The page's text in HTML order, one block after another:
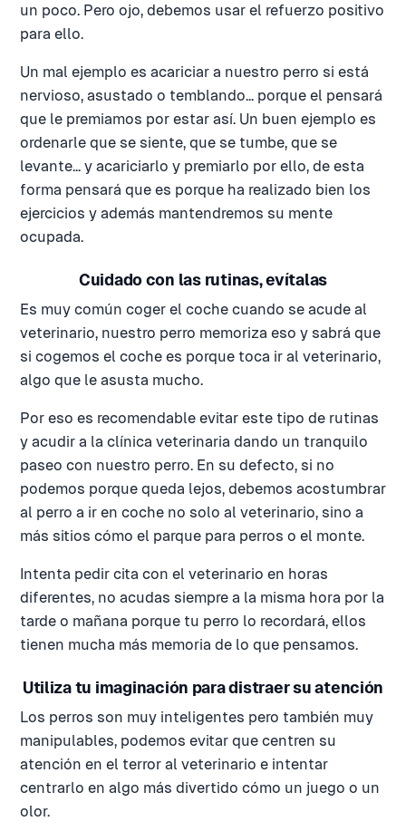
un poco. Pero ojo, debemos usar el refuerzo positivo
para ello.
Un mal ejemplo es acariciar a nuestro perro si está
nervioso, asustado o temblando... porque el pensará
que le premiamos por estar así. Un buen ejemplo es
ordenarle que se siente, que se tumbe, que se
levante... y acariciarlo y premiarlo por ello, de esta
forma pensará que es porque ha realizado bien los
ejercicios y además mantendremos su mente
ocupada.
Cuidado con las rutinas, evítalas
Es muy común coger el coche cuando se acude al
veterinario, nuestro perro memoriza eso y sabrá que
si cogemos el coche es porque toca ir al veterinario,
algo que le asusta mucho.
Por eso es recomendable evitar este tipo de rutinas
y acudir a la clínica veterinaria dando un tranquilo
paseo con nuestro perro. En su defecto, si no
podemos porque queda lejos, debemos acostumbrar
al perro a ir en coche no solo al veterinario, sino a
más sitios cómo el parque para perros o el monte.
Intenta pedir cita con el veterinario en horas
diferentes, no acudas siempre a la misma hora por la
tarde o mañana porque tu perro lo recordará, ellos
tienen mucha más memoria de lo que pensamos.
Utiliza tu imaginación para distraer su atención
Los perros son muy inteligentes pero también muy
manipulables, podemos evitar que centren su
atención en el terror al veterinario e intentar
centrarlo en algo más divertido cómo un juego o un
olor.